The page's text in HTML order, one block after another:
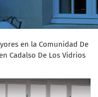
en la Comunidad De
Cadalso De Los Vidrios